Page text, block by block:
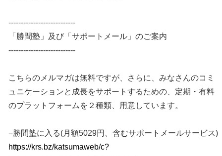
---------------------------
「勝間塾」及び「サポートメール」のご案内
---------------------------
こちらのメルマガは無料ですが、さらに、みなさんのコミ
ュニケーションと成長をサポートするための、定期・有料
のプラットフォームを２種類、用意しています。
−勝間塾に入る(月額5029円、含むサポートメールサービス)
https://krs.bz/katsumaweb/c?